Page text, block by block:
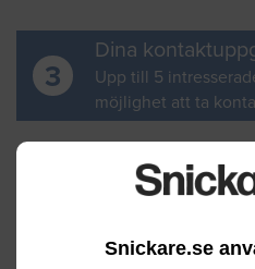
Snickare.se
3
Dina
Upp till 5
möjlighet att ta
Ditt för- och efternamn
Din e-postadress